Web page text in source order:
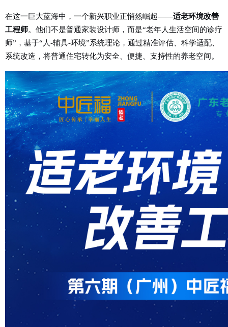
在这一巨大蓝海中，一个新兴职业正悄然崛起——适老环境改善
工程师。他们不是普通家装设计师，而是“老年人生活空间的诊疗
师”，基于“人-辅具-环境”系统理论，通过精准评估、科学适配、
系统改造 ，将普通住宅转化为安全、便捷、支持性的养老空间。